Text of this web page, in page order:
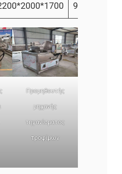
900kg
Προμηθευτής
μηχανής
τηγανίσματος
τροφίμων